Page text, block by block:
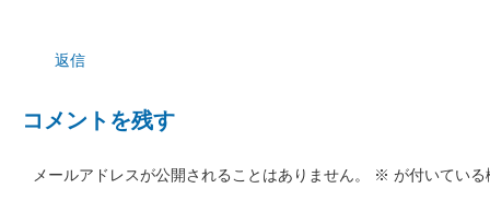
返信
コメントを残す
メールアドレスが公開されることはありません。 ※ が付いてい